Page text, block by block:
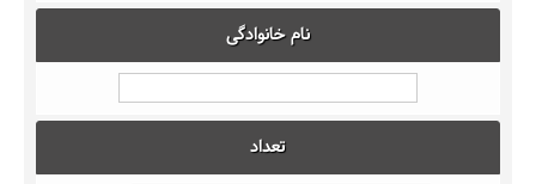
نام خانوادگی
تعداد